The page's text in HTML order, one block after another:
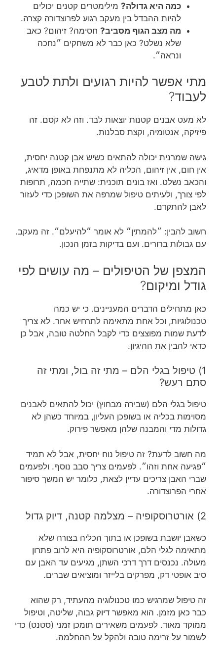
כמה היא גדולה? מילימטרים קטנים יכולים
להיות ההבדל בין מעקב רגוע לפרוצדורה קצרה.
מה מצב הגוף מסביב? חסימה? זיהום? כאב
שלא נשלט? כאן כבר לא משחקים ״נחכה
ונראה״.
מתי אפשר להיות רגועים ולתת לטבע
לעבוד?
לא מעט אבנים קטנות יוצאות לבד. וזה לא קסם. זה
פיזיקה, אנטומיה, וקצת סבלנות.
גישה שמרנית יכולה להתאים כשיש אבן קטנה יחסית,
אין חום, אין זיהום, הכליה לא מתנפחת באופן מדאיג,
והכאב נשלט. ואז בונים תוכנית: שתייה חכמה, תרופות
לפי צורך, ולעיתים טיפול שמרפה את השופכן כדי לעזור
לאבן להתקדם.
חשוב להבין: ״להמתין״ לא אומר ״להיעלם״. זה מעקב.
עם גבולות ברורים. ועם בדיקות בזמן הנכון.
המצפן של הטיפולים – מה עושים לפי
גודל ומיקום?
כאן מתחילים הדברים המעניינים. כי יש כמה
טכנולוגיות, וכל אחת מתאימה לתרחיש אחר. לא צריך
לדעת שמות מפוצצים כדי לקבל החלטה טובה, אבל כן
כדאי להבין את ההיגיון.
1) טיפול בגלי הלם – מתי זה בול, ומתי זה
סתם רעש?
טיפול בגלי הלם (שבירה מבחוץ) יכול להתאים לאבנים
מסוימות בכליה או בשופכן העליון, במיוחד כשהן לא
גדולות מדי והמבנה שלהן מאפשר פירוק.
מה חשוב לדעת? זה טיפול נוח יחסית, אבל לא תמיד
״פגיעה אחת וזהו״. לפעמים צריך סבב נוסף. ולפעמים
שברי האבן צריכים עדיין לצאת, כלומר יש המשך סיפור
אחרי הפרוצדורה.
2) אורטרוסקופיה – מצלמה קטנה, דיוק גדול
כשאבן יושבת בשופכן או בתוך הכליה בצורה שלא
מתאימה לגלי הלם, אורטרוסקופיה היא לרוב פתרון
מעולה. נכנסים דרך דרכי השתן, מגיעים עד האבן עם
סיב אופטי דק, מפרקים בלייזר ומוציאים שברים.
זה טיפול שמרגיש כמו טכנולוגיה מהעתיד, רק שהוא
כבר כאן מזמן. הוא מאפשר דיוק גבוה, שליטה, וטיפול
ממוקד מאוד. לפעמים משאירים תומכן זמני (סטנט) כדי
לשמור על זרימה טובה ולהקל על ההחלמה.